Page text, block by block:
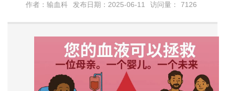
作者：输血科 发布日期：2025-06-11 访问量： 7126